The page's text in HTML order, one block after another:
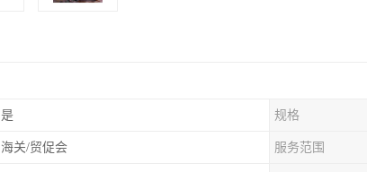
是 规格
海关/贸促会 服务范围